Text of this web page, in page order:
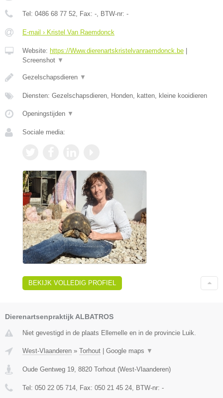
Tel: 0486 68 77 52, Fax: -, BTW-nr: -
E-mail › Kristel Van Raemdonck
Website: https://Www.dierenartskristelvanraemdonck.be
Screenshot ▼
Gezelschapsdieren ▼
Diensten: Gezelschapsdieren, Honden, katten, kleine kooidieren
Openingstijden ▼
Sociale media:
BEKIJK VOLLEDIG PROFIEL
Dierenartsenpraktijk ALBATROS
Niet gevestigd in de plaats Ellemelle en in de provincie Luik.
West-Vlaanderen » Torhout Google maps ▼
Oude Gentweg 19 8820 Torhout (West-Vlaanderen)
Tel: 050 22 05 714 , Fax: 050 21 45 24 , BTW-nr: -